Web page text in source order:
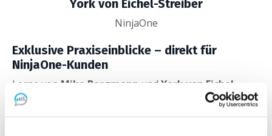
York von Eichel-Streiber
NinjaOne
Exklusive Praxiseinblicke – direkt für
NinjaOne-Kunden
Lerne von Mike Bergmann undYork von Eichel-
Streiber (NinjaOne)
sowie erfolgreichen IT-
Unternehmern, wie Du mitKI,Automatisierungund